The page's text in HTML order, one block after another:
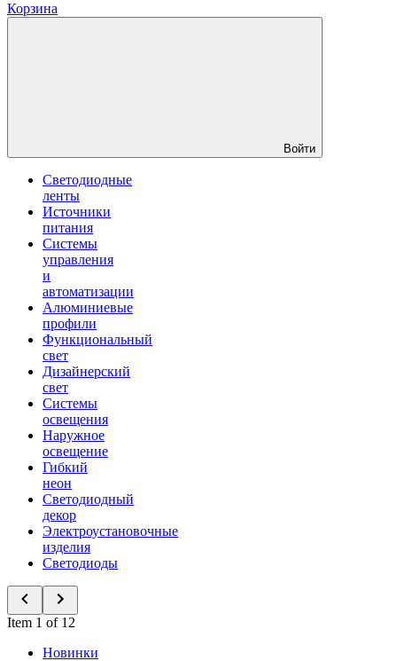
Корзина
Войти
Светодиодные
ленты
Источники
питания
Системы
управления
и
автоматизации
Алюминиевые
профили
Функциональный
свет
Дизайнерский
свет
Системы
освещения
Наружное
освещение
Гибкий
неон
Светодиодный
декор
Электроустановочные
изделия
Светодиоды
Item 1 of 12
Новинки